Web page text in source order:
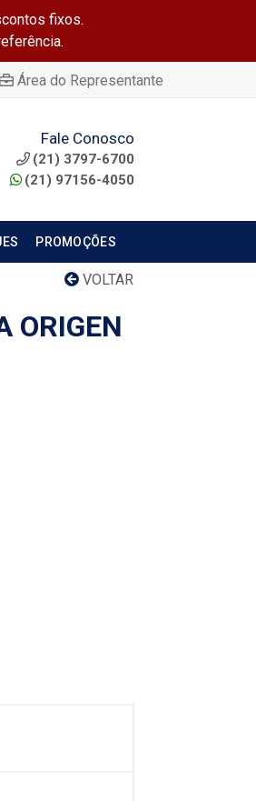
fixos.
Área do Representante
Fale Conosco
(21) 3797-6700
(21) 97156-4050
PROMOÇÕES
VOLTAR
ORIGEN